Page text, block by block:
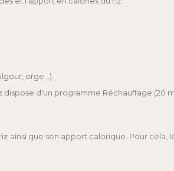
orge…).
d'un programme Réchauffage (20
ainsi que son apport calorique. Pour cela,